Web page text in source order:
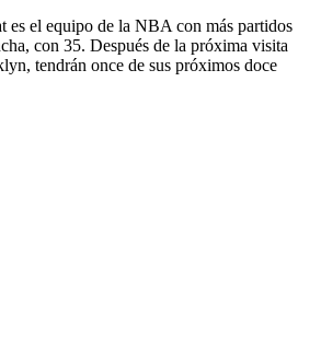
es el equipo de la NBA con más partidos
con 35. Después de la próxima visita
tendrán once de sus próximos doce